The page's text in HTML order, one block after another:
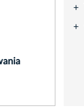
+
+